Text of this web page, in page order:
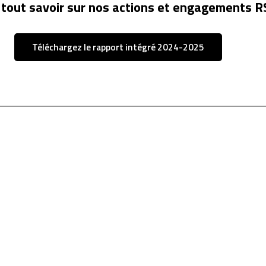
savoir sur nos actions et engagements
Téléchargez le rapport intégré 2024-2025